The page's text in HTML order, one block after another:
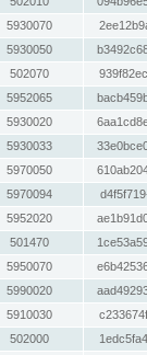
5930070
5930050
502070
5952065
5930020
5930033
5970050
5970094
5952020
501470
5950070
5990020
5910030
502000